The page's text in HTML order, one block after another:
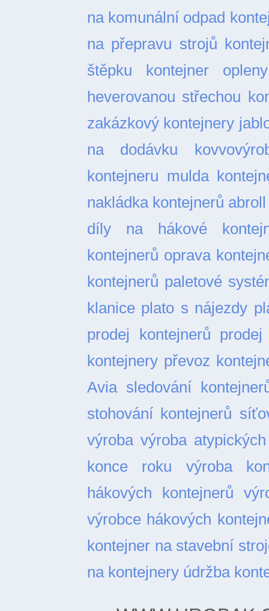
na komunální odpad
na přepravu strojů
štěpku
kontejner opleny
heverovanou střechou
zakázkový kontejnery
na dodávku
kontejneru mulda
nakládka kontejnerů abroll
díly na hákové
kontejnerů oprava
kontejnerů paletové
klanice plato s nájezdy
prodej kontejnerů
kontejnery převoz
Avia sledování
stohování kontejnerů
výroba výroba
konce roku
výroba
hákových kontejnerů
výrobce hákových
kontejner na stavební
na kontejnery údržba